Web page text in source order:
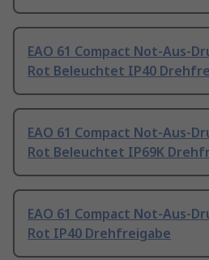
EAO 61 Compact Not-Aus-
Rot Beleuchtet IP40
EAO 61 Compact Not-Aus-
Rot Beleuchtet IP69K
EAO 61 Compact Not-Aus-
Rot IP40 Drehfreigabe